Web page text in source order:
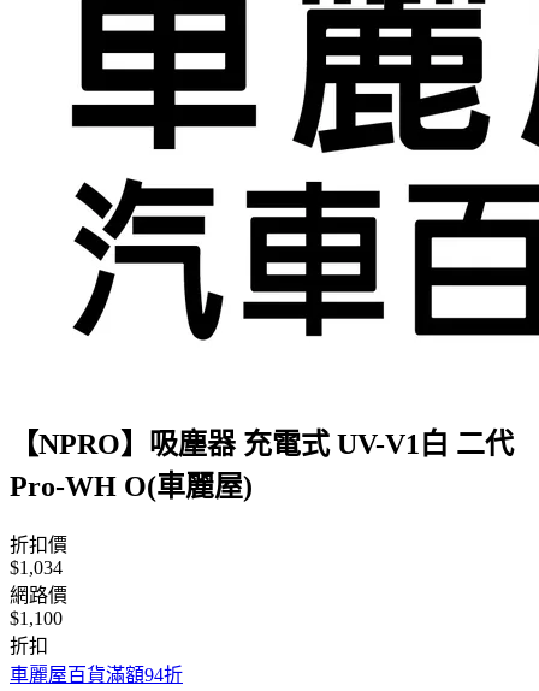
【NPRO】吸塵器 充電式 UV-V1白 二代
Pro-WH O(車麗屋)
折扣價
$1,034
網路價
$1,100
折扣
車麗屋百貨滿額94折